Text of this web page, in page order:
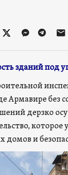
зданий под
Армавире без
дерзко
которое
домов и